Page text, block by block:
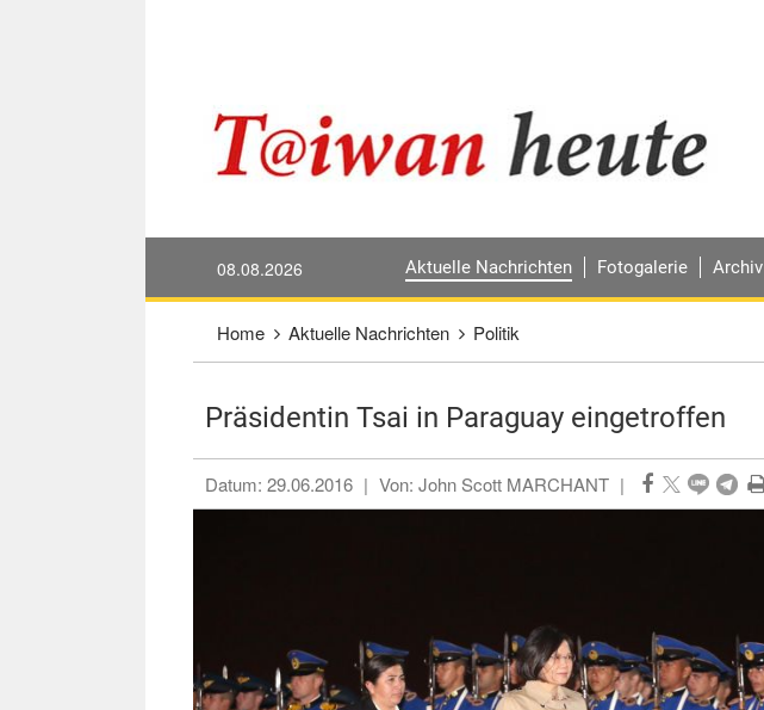
08.08.2026 Aktuelle Nachrichten Fotogalerie Archiv
Home Aktuelle Nachrichten Politik
Präsidentin Tsai in Paraguay eingetroffen
Datum: 29.06.2016 | Von: John Scott MARCHANT |